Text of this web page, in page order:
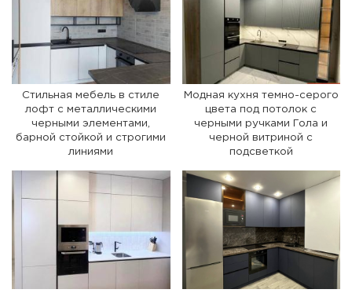
Стильная мебель в стиле
лофт с металлическими
черными элементами,
барной стойкой и строгими
линиями
Модная кухня темно-серого
цвета под потолок с
черными ручками Гола и
черной витриной с
подсветкой